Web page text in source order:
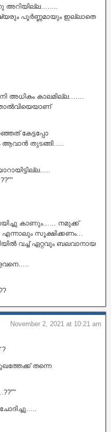
അറിയില്ല……..
പൂർണ്ണമായും ഇല്ലാതെ
അധികം കാലമില്ല…….
കേട്ടപ്പോ
തുടങ്ങി…..
കാണും…… നമുക്ക്
എന്നാലും സൂക്ഷിക്കണം…
വച്ച് ഏറ്റവും ബലവാനായ
November 2, 2021 at 10:21 am
തന്നെ